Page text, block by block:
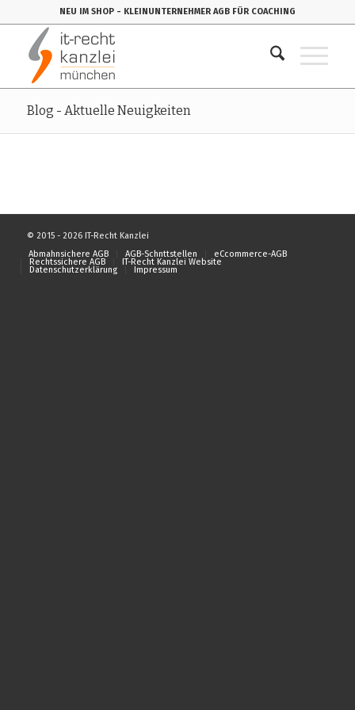
NEU IM SHOP - KLEINUNTERNEHMER AGB FÜR COACHING
Blog - Aktuelle Neuigkeiten
© 2015 - 2026 IT-Recht Kanzlei
Abmahnsichere AGB
AGB-Schnttstellen eCcommerce-AGB
Rechtssichere AGB IT-Recht Kanzlei Website
Datenschutzerklärung Impressum